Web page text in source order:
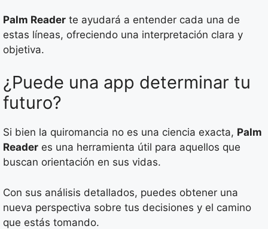
Palm Reader te ayudará a entender cada una de
estas líneas, ofreciendo una interpretación clara y
objetiva.
¿Puede una app determinar tu
futuro?
Si bien la quiromancia no es una ciencia exacta, Palm
Reader es una herramienta útil para aquellos que
buscan orientación en sus vidas.
Con sus análisis detallados, puedes obtener una
nueva perspectiva sobre tus decisiones y el camino
que estás tomando.